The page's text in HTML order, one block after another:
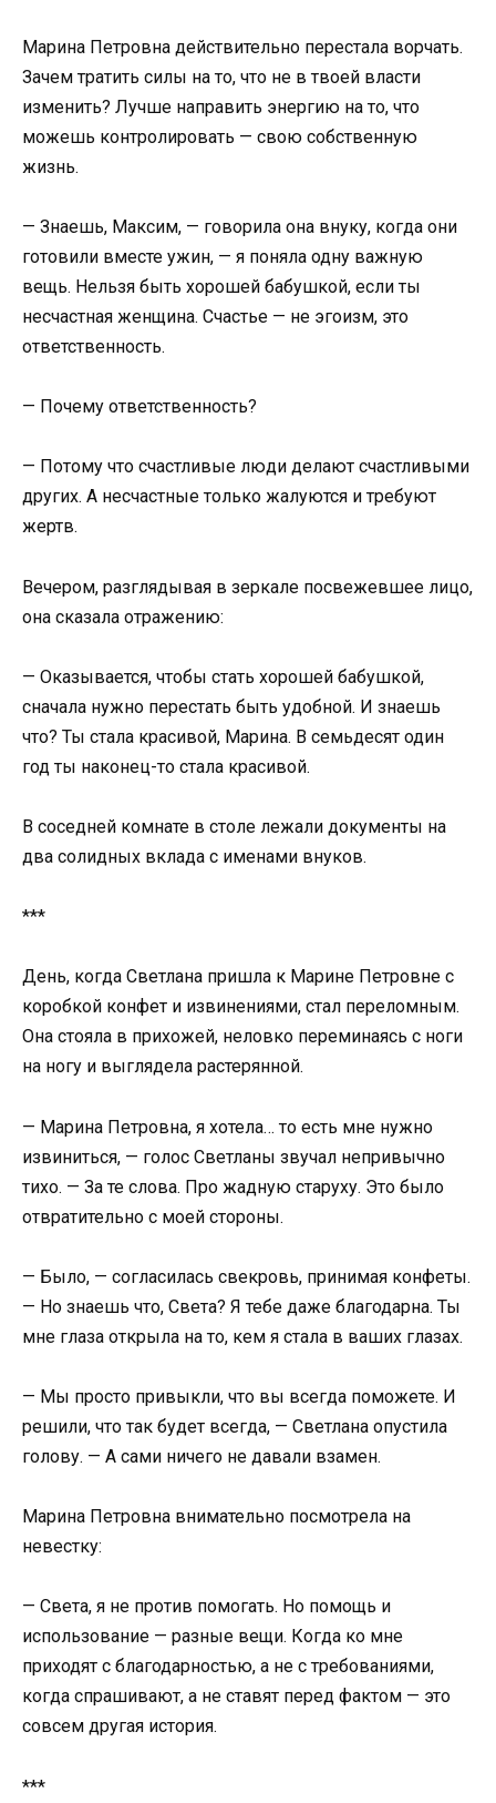
Марина Петровна действительно перестала ворчать.
Зачем тратить силы на то, что не в твоей власти
изменить? Лучше направить энергию на то, что
можешь контролировать — свою собственную
жизнь.
— Знаешь, Максим, — говорила она внуку, когда они
готовили вместе ужин, — я поняла одну важную
вещь. Нельзя быть хорошей бабушкой, если ты
несчастная женщина. Счастье — не эгоизм, это
ответственность.
— Почему ответственность?
— Потому что счастливые люди делают счастливыми
других. А несчастные только жалуются и требуют
жертв.
Вечером, разглядывая в зеркале посвежевшее лицо,
она сказала отражению:
— Оказывается, чтобы стать хорошей бабушкой,
сначала нужно перестать быть удобной. И знаешь
что? Ты стала красивой, Марина. В семьдесят один
год ты наконец-то стала красивой.
В соседней комнате в столе лежали документы на
два солидных вклада с именами внуков.
***
День, когда Светлана пришла к Марине Петровне с
коробкой конфет и извинениями, стал переломным.
Она стояла в прихожей, неловко переминаясь с ноги
на ногу и выглядела растерянной.
— Марина Петровна, я хотела… то есть мне нужно
извиниться, — голос Светланы звучал непривычно
тихо. — За те слова. Про жадную старуху. Это было
отвратительно с моей стороны.
— Было, — согласилась свекровь, принимая конфеты.
— Но знаешь что, Света? Я тебе даже благодарна. Ты
мне глаза открыла на то, кем я стала в ваших глазах.
— Мы просто привыкли, что вы всегда поможете. И
решили, что так будет всегда, — Светлана опустила
голову. — А сами ничего не давали взамен.
Марина Петровна внимательно посмотрела на
невестку:
— Света, я не против помогать. Но помощь и
использование — разные вещи. Когда ко мне
приходят с благодарностью, а не с требованиями,
когда спрашивают, а не ставят перед фактом — это
совсем другая история.
***